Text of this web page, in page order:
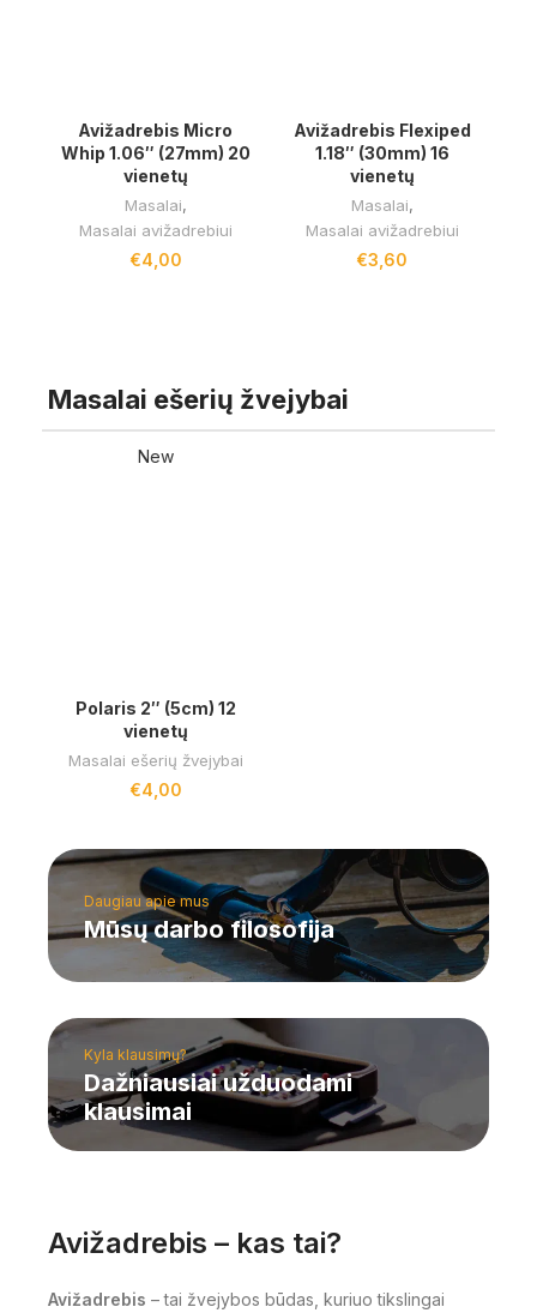
Avižadrebis Micro
Whip 1.06″ (27mm) 20
vienetų
Masalai,
Masalai avižadrebiui
€4,00
Avižadrebis Flexiped
1.18″ (30mm) 16
vienetų
Masalai,
Masalai avižadrebiui
€3,60
Masalai ešerių žvejybai
New
Polaris 2″ (5cm) 12
vienetų
Masalai ešerių žvejybai
€4,00
Daugiau apie mus
Mūsų darbo filosofija
Kyla klausimų?
Dažniausiai užduodami
klausimai
Avižadrebis – kas tai?
Avižadrebis – tai žvejybos būdas, kuriuo tikslingai